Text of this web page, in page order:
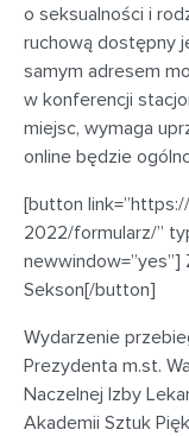
o seksualności i
ruchową dostępny
samym adresem
w konferencji
miejsc, wymaga
online będzie
[button
2022/formularz/”
newwindow=”yes”]
Sekson[/button]
Wydarzenie
Prezydenta m.st.
Naczelnej Izby
Akademii Sztuk